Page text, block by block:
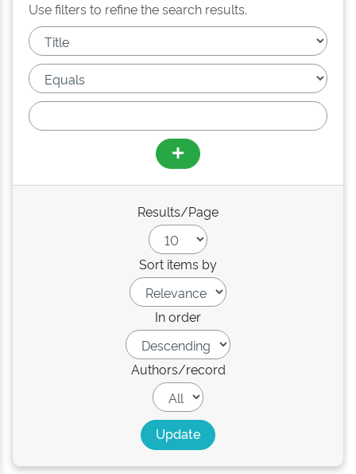
Use filters to refine the search results.
Results/Page
Sort items by
In order
Authors/record